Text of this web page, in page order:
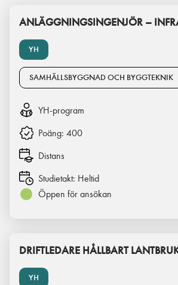
YH
ANLÄGGNINGSINGENJÖR –
SAMHÄLLSBYGGNAD OCH BYGGTEKNIK
YH-program
Poäng: 400
Distans
Studietakt: Heltid
Öppen för ansökan
YH
DRIFTLEDARE HÅLLBART